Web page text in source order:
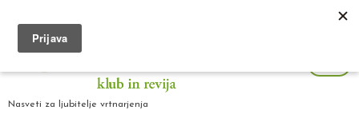
Nasveti za ljubitelje vrtnarjenja